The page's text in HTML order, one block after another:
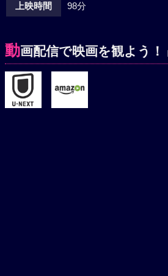
上映時間 98分
動画配信で映画を観よう！